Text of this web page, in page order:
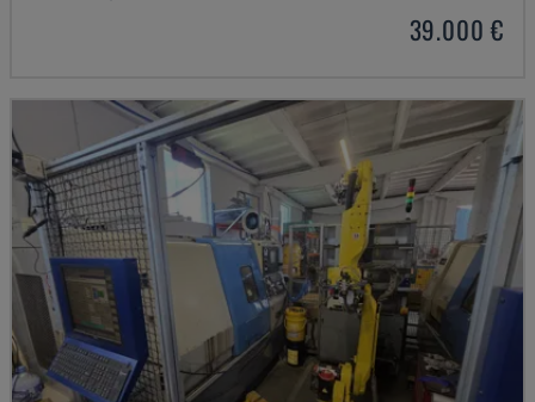
39.000 €